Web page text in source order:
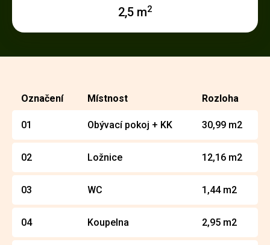
2,5 m2
Označení Místnost Rozloha
01 Obývací pokoj + KK 30,99 m2
02 Ložnice 12,16 m2
03 WC 1,44 m2
04 Koupelna 2,95 m2